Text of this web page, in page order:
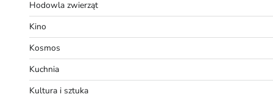
Hodowla zwierząt
Kino
Kosmos
Kuchnia
Kultura i sztuka